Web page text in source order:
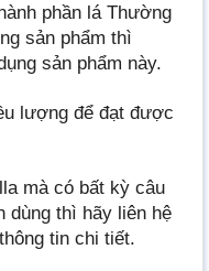
phần lá Thường
sản phẩm thì
sản phẩm này.
lượng để đạt được
mà có bất kỳ câu
dùng thì hãy liên hệ
tin chi tiết.